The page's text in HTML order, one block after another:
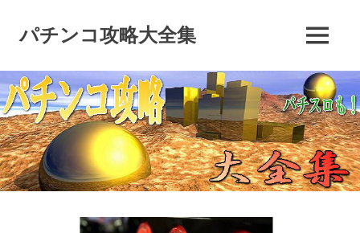
ツ
へ
ス
キ
ッ
プ
パチンコ攻略大全集 MENU